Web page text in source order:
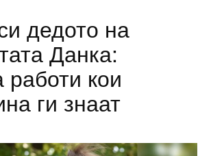
дедото на
Данка:
работи кои
ги знаат